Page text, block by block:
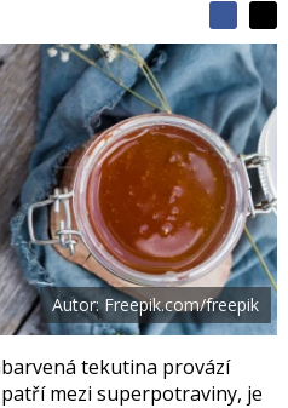
S
d
í
l
e
t
S
í
l
e
j
t
e
n
F
a
c
e
b
o
o
k
u
d
l
e
j
e
n
a
s
í
t
i
X
Autor: Freepik.com/freepik
tekutina provází
mezi superpotraviny, je